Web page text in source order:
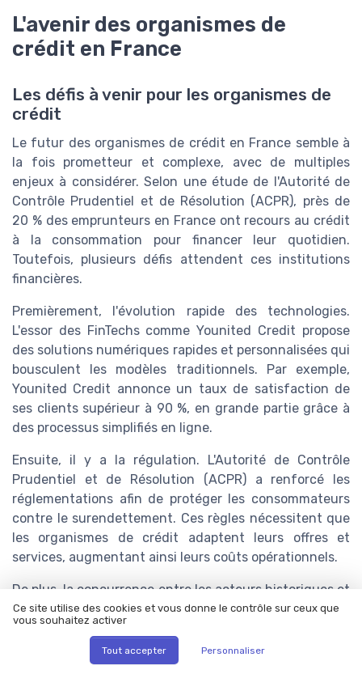
L'avenir des organismes de
crédit en France
Les défis à venir pour les organismes de
crédit
Le futur des organismes de crédit en France semble à
la fois prometteur et complexe, avec de multiples
enjeux à considérer. Selon une étude de l'Autorité de
Contrôle Prudentiel et de Résolution (ACPR), près de
20 % des emprunteurs en France ont recours au crédit
à la consommation pour financer leur quotidien.
Toutefois, plusieurs défis attendent ces institutions
financières.
Premièrement, l'évolution rapide des technologies.
L'essor des FinTechs comme Younited Credit propose
des solutions numériques rapides et personnalisées qui
bousculent les modèles traditionnels. Par exemple,
Younited Credit annonce un taux de satisfaction de
ses clients supérieur à 90 %, en grande partie grâce à
des processus simplifiés en ligne.
Ensuite, il y a la régulation. L'Autorité de Contrôle
Prudentiel et de Résolution (ACPR) a renforcé les
réglementations afin de protéger les consommateurs
contre le surendettement. Ces règles nécessitent que
les organismes de crédit adaptent leurs offres et
services, augmentant ainsi leurs coûts opérationnels.
De plus, la concurrence entre les acteurs historiques et
les nouveaux entrants du marché est de plus en plus
féroce. Les institutions comme BNP Paribas, avec sa
filiale BNP Paribas Personal Finance, et Carrefour
Banque utilisent des stratégies agressives pour attirer
Ce site utilise des cookies et vous donne le contrôle sur ceux que
vous souhaitez activer
Tout accepter Personnaliser